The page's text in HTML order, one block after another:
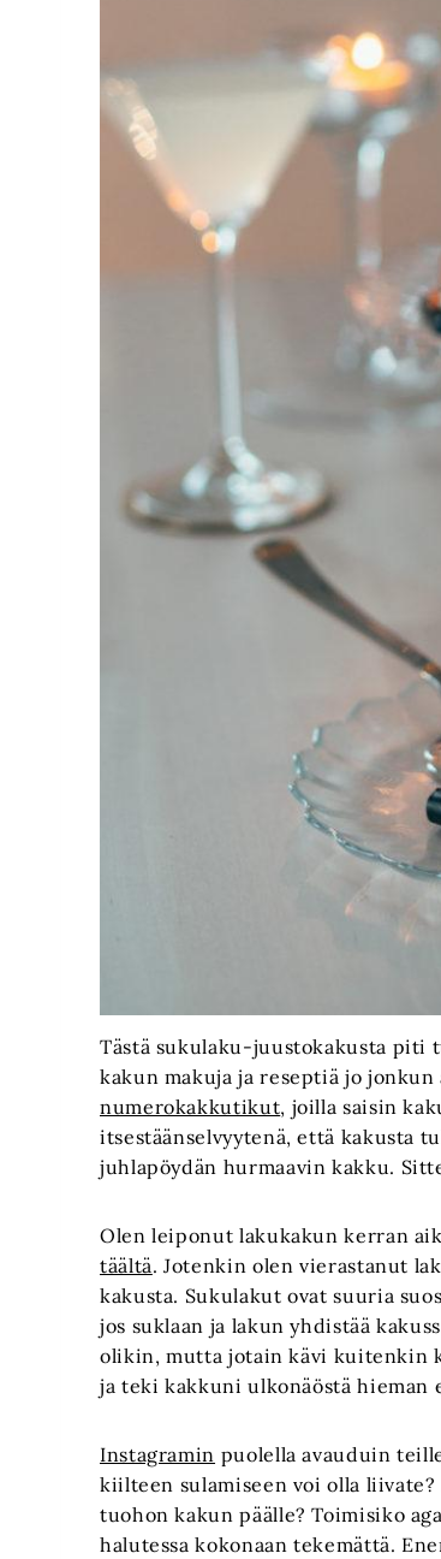
Tästä sukulaku-juustokakusta
kakun makuja ja reseptiä jo
numerokakkutikut, joilla saisin
itsestäänselvyytenä, että kakusta
juhlapöydän hurmaavin kakku.
Olen leiponut lakukakun kerran
täältä. Jotenkin olen vierastanut
kakusta. Sukulakut ovat suuria
jos suklaan ja lakun yhdistää
olikin, mutta jotain kävi kuitenkin
ja teki kakkuni ulkonäöstä hieman
Instagramin puolella avauduin
kiilteen sulamiseen voi olla
tuohon kakun päälle? Toimisiko
halutessa kokonaan tekemättä.